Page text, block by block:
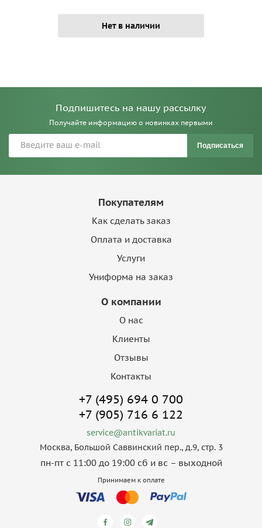
Нет в наличии
Подпишитесь на нашу рассылку
Получайте информацию о новинках первыми
Подписаться
Покупателям
Как сделать заказ
Оплата и доставка
Услуги
Униформа на заказ
О компании
О нас
Клиенты
Отзывы
Контакты
+7 (495) 694 0 700
+7 (905) 716 6 122
service@antikvariat.ru
Москва, Большой Саввинский пер., д.9, стр. 3
пн-пт с 11:00 до 19:00 сб и вс – выходной
Принимаем к оплате